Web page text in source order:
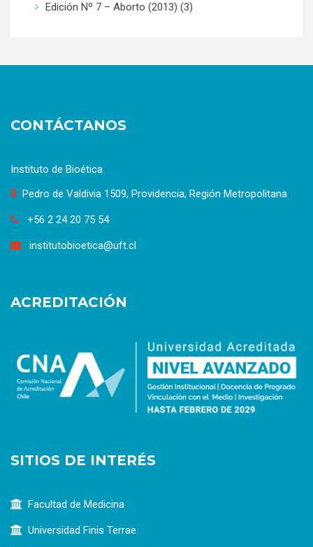
Edición Nº 7 – Aborto (2013) (3)
CONTÁCTANOS
Instituto de Bioética
Pedro de Valdivia 1509, Providencia, Región Metropolitana
+56 2 24 20 75 54
institutobioetica@uft.cl
ACREDITACIÓN
SITIOS DE INTERÉS
Facultad de Medicina
Universidad Finis Terrae